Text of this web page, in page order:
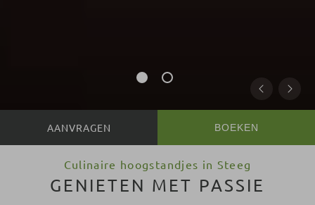
BOEKEN
Culinaire hoogstandjes in Steeg
GENIETEN MET PASSIE